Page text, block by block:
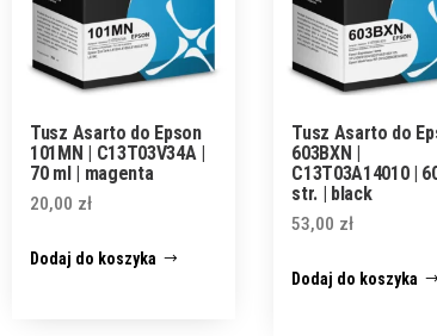
Tusz Asarto do Epson
101MN | C13T03V34A |
70 ml | magenta
20,00 zł
Dodaj do koszyka
Tusz Asarto do
603BXN |
C13T03A14010 |
str. | black
53,00 zł
Dodaj do koszyka